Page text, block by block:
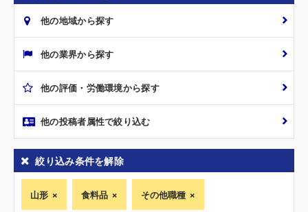
他の地域から探す
他の業界から探す
他の評価・労働環境から探す
他の投稿者属性で絞り込む
絞り込み条件を解除
山形 食料品 その他職種